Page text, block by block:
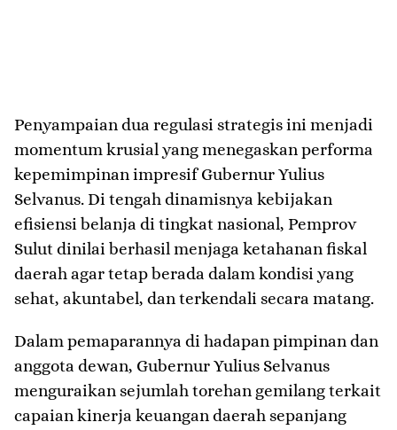
​Penyampaian dua regulasi strategis ini menjadi
momentum krusial yang menegaskan performa
kepemimpinan impresif Gubernur Yulius
Selvanus. Di tengah dinamisnya kebijakan
efisiensi belanja di tingkat nasional, Pemprov
Sulut dinilai berhasil menjaga ketahanan fiskal
daerah agar tetap berada dalam kondisi yang
sehat, akuntabel, dan terkendali secara matang.
​Dalam pemaparannya di hadapan pimpinan dan
anggota dewan, Gubernur Yulius Selvanus
menguraikan sejumlah torehan gemilang terkait
capaian kinerja keuangan daerah sepanjang